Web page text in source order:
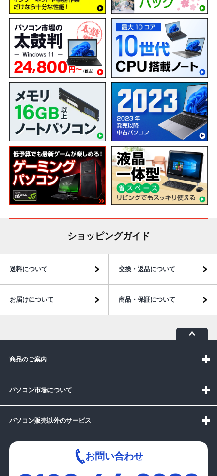
ショッピングガイド
送料について 交換・返品について
お届けについて 商品・保証について
商品のご案内
パソコン市場について
パソコン販売以外のサービス
お問い合わせ